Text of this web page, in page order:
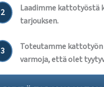
2
Laadimme kattotyöstä
tarjouksen.
3
Toteutamme kattotyön
varmoja, että olet